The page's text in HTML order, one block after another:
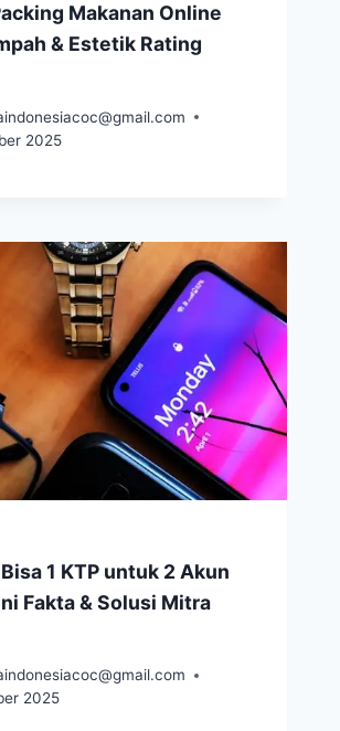
Makanan Online
& Estetik Rating
2025
1 KTP untuk 2 Akun
Fakta & Solusi Mitra
2025